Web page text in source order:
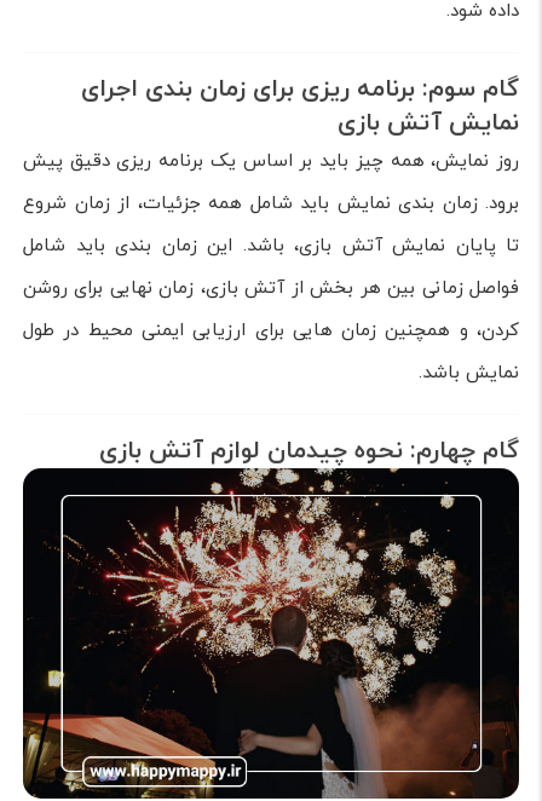
داده شود.
گام سوم: برنامه ریزی برای زمان بندی اجرای
نمایش آتش بازی
روز نمایش، همه چیز باید بر اساس یک برنامه ریزی دقیق پیش
برود. زمان بندی نمایش باید شامل همه جزئیات، از زمان شروع
تا پایان نمایش آتش بازی، باشد. این زمان بندی باید شامل
فواصل زمانی بین هر بخش از آتش بازی، زمان نهایی برای روشن
کردن، و همچنین زمان هایی برای ارزیابی ایمنی محیط در طول
نمایش باشد.
گام چهارم: نحوه چیدمان لوازم آتش بازی